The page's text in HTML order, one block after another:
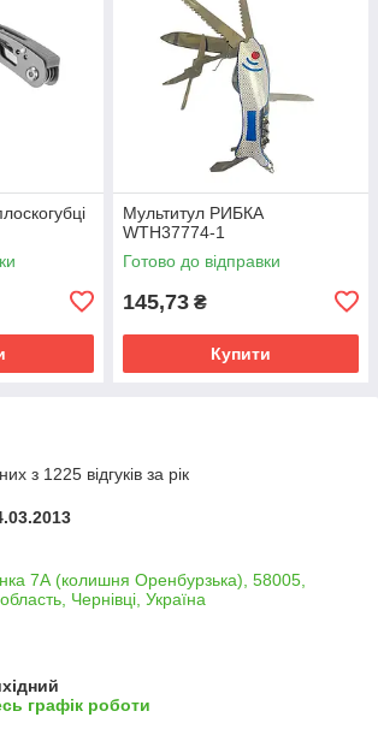
Мультитул РИБКА
WTH37774-1
Готово до відправки
145,73 ₴
Купити
з 1225 відгуків за рік
7А (колишня Оренбурзька), 58005,
Чернівці, Україна
графік роботи